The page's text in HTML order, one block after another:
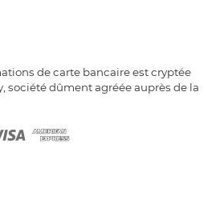
de carte bancaire est cryptée
société dûment agréée auprès de la